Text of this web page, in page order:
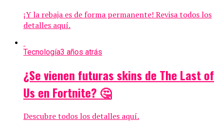
¡Y la rebaja es de forma permanente! Revisa todos los
detalles aquí.
Tecnología3 años atrás
¿Se vienen futuras skins de The Last of
Us en Fortnite? 🤔
Descubre todos los detalles aquí.